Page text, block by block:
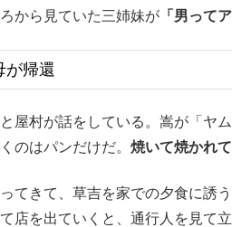
から見ていた三姉妹が 「男って
が帰還
屋村が話をしている。嵩が「ヤ
のはパンだけだ。 焼いて焼かれ
てきて、草吉を家での夕食に誘
店を出ていくと、通行人を見て立